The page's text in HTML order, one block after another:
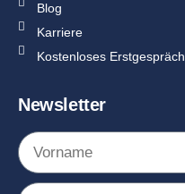
Blog
Karriere
Kostenloses Erstgespräch
Newsletter